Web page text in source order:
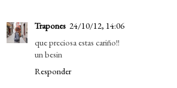
Trapones 24/10/12, 14:06
que preciosa estas cariño!!
un besin
Responder